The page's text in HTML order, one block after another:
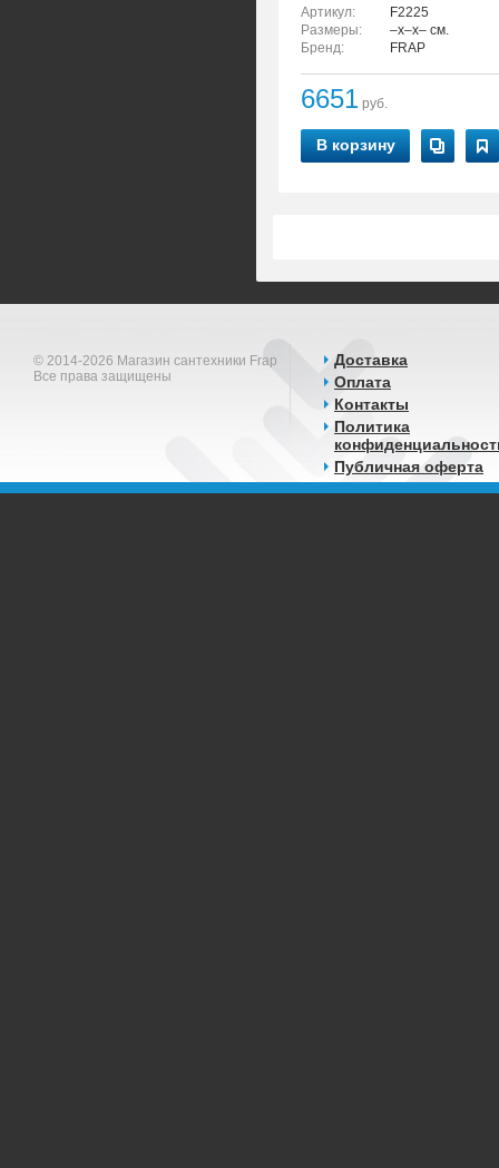
Артикул:
F2225
Размеры:
–x–x– см.
Бренд:
FRAP
6651 руб.
В корзину
© 2014-2026 Магазин сантехники Frap
Все права защищены
Доставка
Оплата
Контакты
Политика
Публичная оферта